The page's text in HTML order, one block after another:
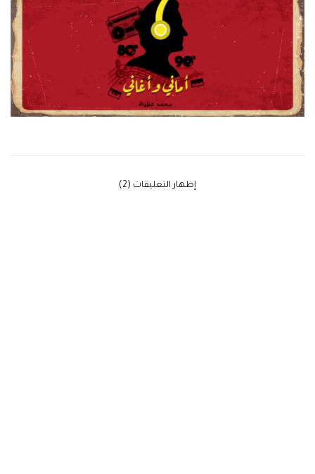
‫إظهار التعليقات (2)